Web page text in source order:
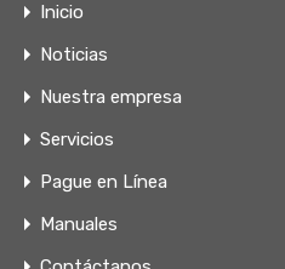
Inicio
Noticias
Nuestra empresa
Servicios
Pague en Línea
Manuales